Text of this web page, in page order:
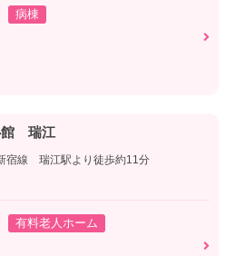
病棟
館 瑞江
宿線 瑞江駅より徒歩約11分
有料老人ホーム